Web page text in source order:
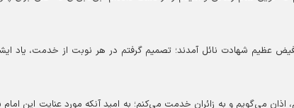
فیض عظیم شهادت نائل آمدند؛ تصمیم گرفتم در هر نوبت از خدمت، یاد
اذان می‌گویم و به زائران خدمت می‌کنم؛ به امید آنکه مورد عنایت این